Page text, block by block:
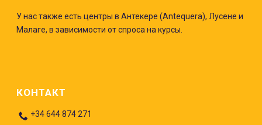
У нас также есть центры в Антекере (Antequera), Лусене и
Малаге, в зависимости от спроса на курсы.
КОНТАКТ
+34 644 874 271